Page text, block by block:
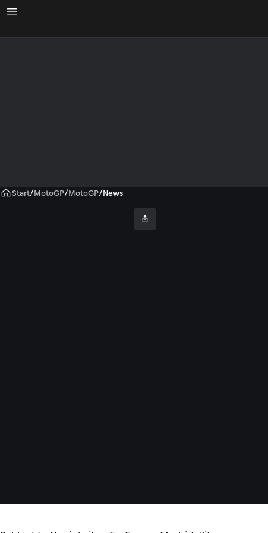
Start/MotoGP/MotoGP/News